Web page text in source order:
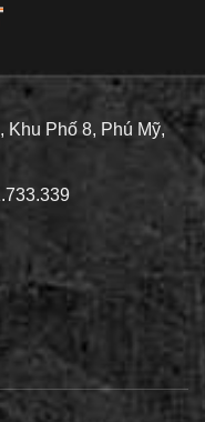
Phố 8, Phú Mỹ,